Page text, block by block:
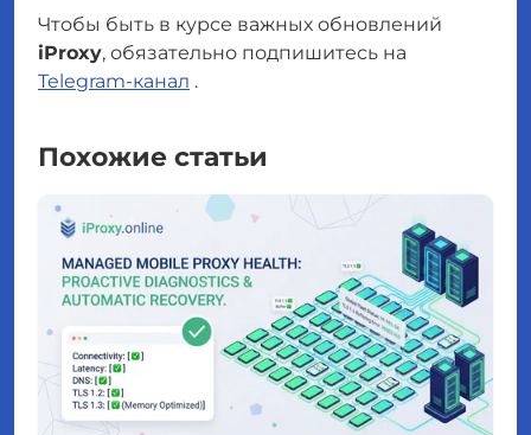
Чтобы быть в курсе важных обновлений
iProxy, обязательно подпишитесь на
Telegram-канал .
Похожие статьи